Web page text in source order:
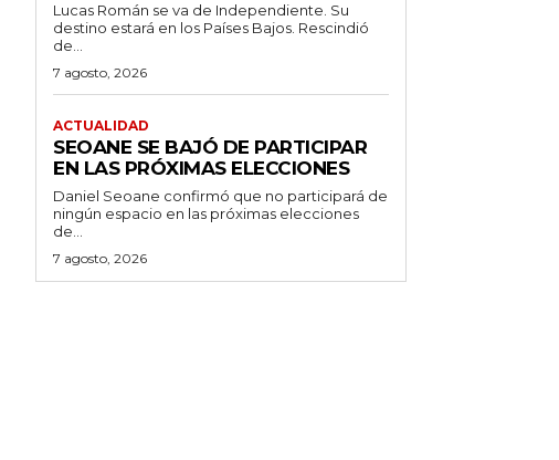
Lucas Román se va de Independiente. Su
destino estará en los Países Bajos. Rescindió
de...
7 agosto, 2026
ACTUALIDAD
SEOANE SE BAJÓ DE PARTICIPAR
EN LAS PRÓXIMAS ELECCIONES
Daniel Seoane confirmó que no participará de
ningún espacio en las próximas elecciones
de...
7 agosto, 2026